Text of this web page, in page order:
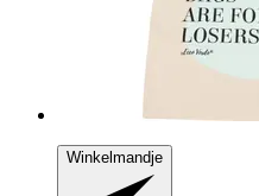
Winkelmandje